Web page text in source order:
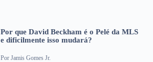
Por que David Beckham é o Pelé da MLS
e dificilmente isso mudará?
Por Jamis Gomes Jr.